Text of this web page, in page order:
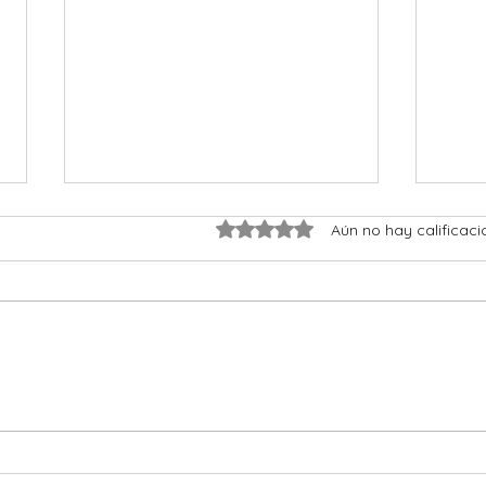
aprobado el «Chat Control
en la
Obtuvo 0 de 5 estrellas.
Aún no hay